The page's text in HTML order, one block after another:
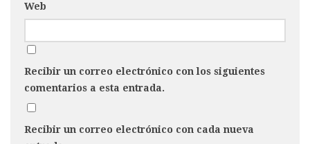
Web
Recibir un correo electrónico con los siguientes
comentarios a esta entrada.
Recibir un correo electrónico con cada nueva